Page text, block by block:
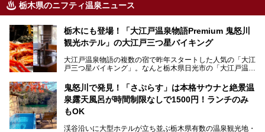
栃木県のニフティ温泉ニュース
栃木にも登場！「大江戸温泉物語Premium 鬼怒川
観光ホテル」の大江戸三つ星バイキング
大江戸温泉物語の複数の宿で昨年スタートした人気の「大江
戸三つ星バイキング」。なんと栃木県日光市の「大江戸温泉
ここは首都圏から1泊で行きやすい鬼怒川温泉の渓流沿いに
建つホテルで、バイキングの他にも天然温泉の大浴場とサウ
ナ、フリーフローサービスのラウンジなど館内で楽しめるス
ポットがたくさんあり、3世代旅行やグループ旅行にもぴっ
たり。
鬼怒川で発見！「さぷらす」は本格サウナと絶景温
泉露天風呂が時間制限なしで1500円！ランチのみ
もOK
渓谷沿いに大型ホテルが立ち並ぶ栃木県有数の温泉観光地・